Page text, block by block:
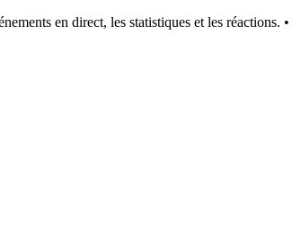
en direct, les statistiques et les réactions. •